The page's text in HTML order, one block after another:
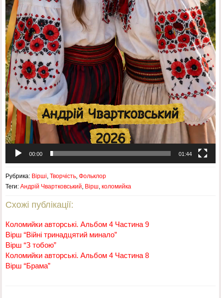
00:00 01:44
Рубрика: Вірші ,Творчість ,Фольклор
Теги:Андрій Чвартковський Вірш ,коломийка
Схожі публікації:
Коломийки авторські. Альбом 4 Частина 9
Вірш “Війні тринадцятий минало”
Вірш “З тобою”
Коломийки авторські. Альбом 4 Частина 8
Вірш “Брама”